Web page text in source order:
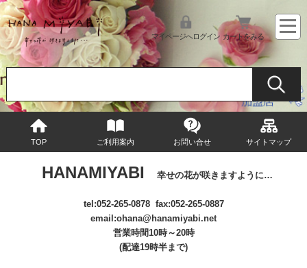
マイページへログイン カートをみる
TOP ご利用案内 お問い合せ サイトマップ
HANAMIYABI 幸せの花が咲きますように…
tel:052-265-0878fax:052-265-0887
email :ohana@hanamiyabi.net
営業時間10時～20時
(配達19時半まで)